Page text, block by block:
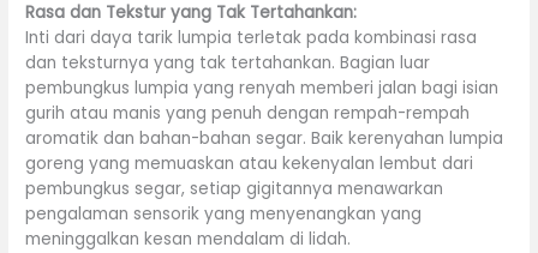
Rasa dan Tekstur yang Tak Tertahankan:
Inti dari daya tarik lumpia terletak pada kombinasi rasa
dan teksturnya yang tak tertahankan. Bagian luar
pembungkus lumpia yang renyah memberi jalan bagi isian
gurih atau manis yang penuh dengan rempah-rempah
aromatik dan bahan-bahan segar. Baik kerenyahan lumpia
goreng yang memuaskan atau kekenyalan lembut dari
pembungkus segar, setiap gigitannya menawarkan
pengalaman sensorik yang menyenangkan yang
meninggalkan kesan mendalam di lidah.